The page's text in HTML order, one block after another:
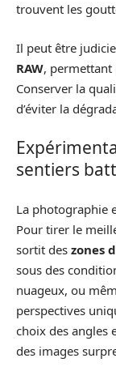
trouvent les
Il peut être
RAW, permettant
Conserver la
d’éviter la
sentiers
La photographie
Pour tirer le
sortit des zones
sous des
nuageux, ou
perspectives
choix des angles
des images